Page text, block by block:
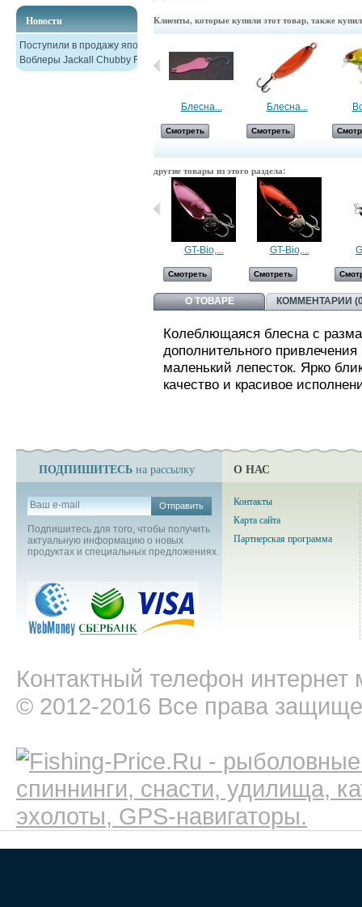
Новости
Поступили в продажу японские
Воблеры Jackall Chubby F38
Клиенты, которые купили этот товар, также
Блесна...
Смотреть
Блесна...
Смотреть
другие товары из этого раздела:
GT-Bio,...
Смотреть
GT-Bio,...
Смотреть
О ТОВАРЕ КОММЕНТАРИИ
Колеблющаяся блесна с
дополнительного
маленький лепесток. Ярко
качество и красивое
ПОДПИШИТЕСЬ на рассылку
Отправить
Подпишитесь для того, чтобы получить
актуальную информацию о новых
продуктах и специальных предложениях.
О НАС
Контакты
Карта сайта
Партнерская программа
Контактный телефон интернет
© 2012-2016 Все права